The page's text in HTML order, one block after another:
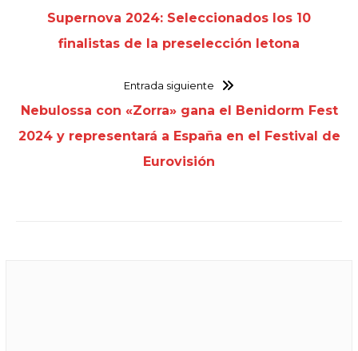
Supernova 2024: Seleccionados los 10
finalistas de la preselección letona
Entrada siguiente
Nebulossa con «Zorra» gana el Benidorm Fest
2024 y representará a España en el Festival de
Eurovisión